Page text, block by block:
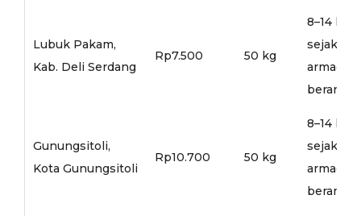
Lubuk Pakam,
Kab. Deli Serdang
Rp7.500 50 kg
8–14 hari
sejak
armada
Gunungsitoli,
Kota Gunungsitoli
Rp10.700 50 kg
8–14 hari
sejak
armada